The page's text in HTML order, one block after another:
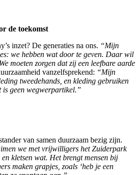
de toekomst
inzet? De generaties na ons. “Mijn
we hebben wat door te geven. Daar wil
moeten zorgen dat zij een leefbare aarde
vanzelfsprekend: “Mijn
tweedehands, en kleding gebruiken
geen wegwerpartikel.”
van samen duurzaam bezig zijn.
we met vrijwilligers het Zuiderpark
kletsen wat. Het brengt mensen bij
maken grapjes, zoals ‘heb je een